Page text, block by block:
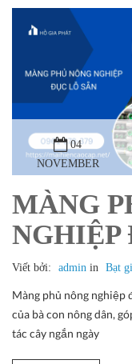
04
NOVEMBER
MÀNG
NGHIỆP
Viết bởi: admin in Bạt
Màng phủ nông nghiệp
của bà con nông dân,
tác cây ngắn ngày